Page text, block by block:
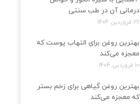
درمانی آن در طب سنتی
22 فروردین 1404
بهترین روغن برای التهاب پوست که
معجزه می‌کند
10 فروردین 1404
بهترین روغن گیاهی برای زخم بستر
که معجزه می‌کند